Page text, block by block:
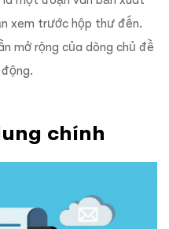
xem trước hộp thư đến.
mở rộng của dòng chủ đề
chính